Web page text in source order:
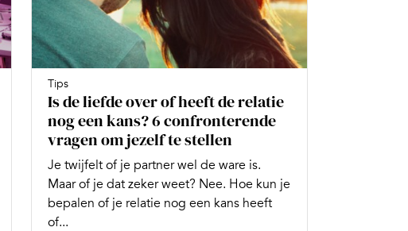
Tips
Is de liefde over of heeft de relatie
nog een kans? 6 confronterende
vragen om jezelf te stellen
Je twijfelt of je partner wel de ware is.
Maar of je dat zeker weet? Nee. Hoe kun je
bepalen of je relatie nog een kans heeft
of...